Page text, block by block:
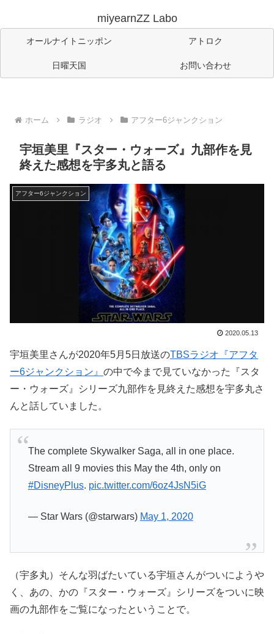
miyearnZZ Labo
オールナイトニッポン アトロク
日曜天国 お問い合わせ
ホーム ラジオ アフター6ジャンクション
宇垣美里『スター・ウォーズ』九部作を見
終えた感想を宇多丸と語る
アフター6ジャンクション
2020.05.13
宇垣美里さんが2020年5月5日放送のTBSラジオ『アフタ
ー6ジャンクション』 の中で今まで見ていなかった『スタ
ー・ウォーズ』シリーズ九部作を見終えた感想を宇多丸さ
んと話していました。
The complete Skywalker Saga, all in one place.
Stream all 9 movies this May the 4th, only on
#DisneyPlus. pic.twitter.com/6oz4JsN5iG
— Star Wars (@starwars) May 1, 2020
（宇多丸）そんな羽ばたいている宇垣さんがついにようや
く、あの、かの『スター・ウォーズ』シリーズをついに映
画の九部作をご覧になったということで。